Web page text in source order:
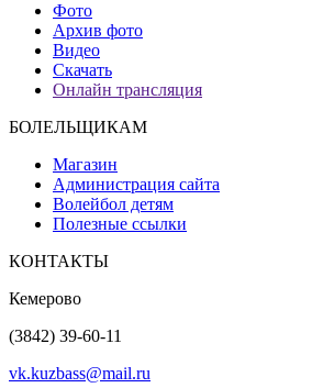
Фото
Архив фото
Видео
Скачать
Онлайн трансляция
БОЛЕЛЬЩИКАМ
Магазин
Администрация сайта
Волейбол детям
Полезные ссылки
КОНТАКТЫ
Кемерово
(3842) 39-60-11
vk.kuzbass@mail.ru